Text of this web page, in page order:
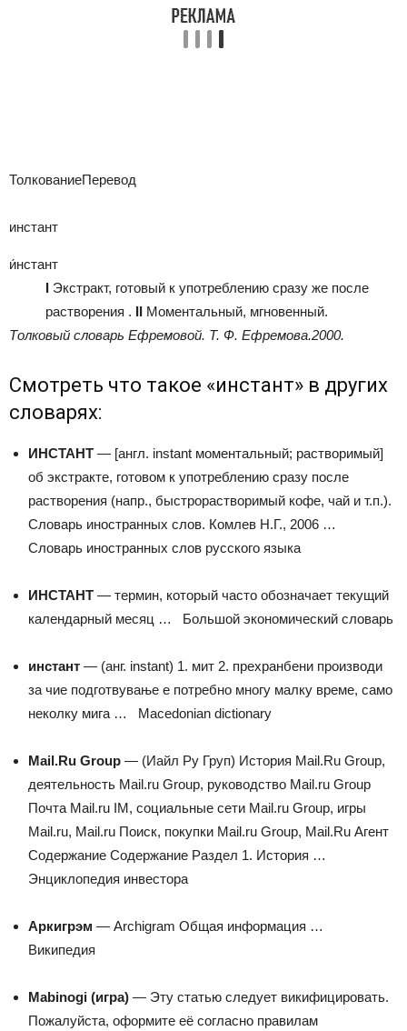
ТолкованиеПеревод
инстант
и́нстант
I Экстракт, готовый к употреблению сразу же после
растворения . II Моментальный, мгновенный.
Толковый словарь Ефремовой. Т. Ф. Ефремова.2000.
Смотреть что такое «инстант» в других
словарях:
ИНСТАНТ — [англ. instant моментальный; растворимый]
об экстракте, готовом к употреблению сразу после
растворения (напр., быстрорастворимый кофе, чай и т.п.).
Словарь иностранных слов. Комлев Н.Г., 2006 …
Словарь иностранных слов русского языка
ИНСТАНТ — термин, который часто обозначает текущий
календарный месяц … Большой экономический словарь
инстант — (анг. instant) 1. мит 2. прехранбени производи
за чие подготвување е потребно многу малку време, само
неколку мига … Macedonian dictionary
Mail.Ru Group — (Иайл Ру Груп) История Mail.Ru Group,
деятельность Mail.ru Group, руководство Mail.ru Group
Почта Mail.ru IM, социальные сети Mail.ru Group, игры
Mail.ru, Mail.ru Поиск, покупки Mail.ru Group, Mail.Ru Агент
Содержание Содержание Раздел 1. История …
Энциклопедия инвестора
Аркигрэм — Archigram Общая информация …
Википедия
Mabinogi (игра) — Эту статью следует викифицировать.
Пожалуйста, оформите её согласно правилам